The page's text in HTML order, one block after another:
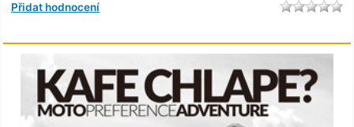
Přidat hodnocení